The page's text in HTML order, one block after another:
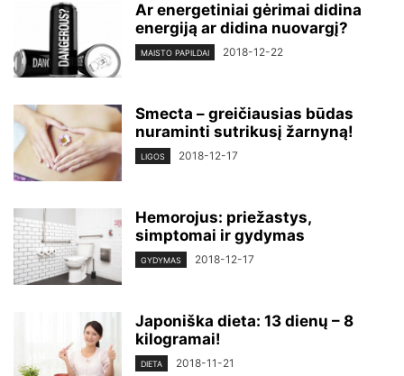
Ar energetiniai gėrimai didina
energiją ar didina nuovargį?
MAISTO PAPILDAI 2018-12-22
Smecta – greičiausias būdas
nuraminti sutrikusį žarnyną!
LIGOS 2018-12-17
Hemorojus: priežastys,
simptomai ir gydymas
GYDYMAS 2018-12-17
Japoniška dieta: 13 dienų – 8
kilogramai!
DIETA 2018-11-21